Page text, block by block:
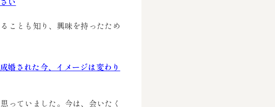
ことも知り、興味を持ったため
婚された今、イメージは変わり
っていました。今は、会いたく